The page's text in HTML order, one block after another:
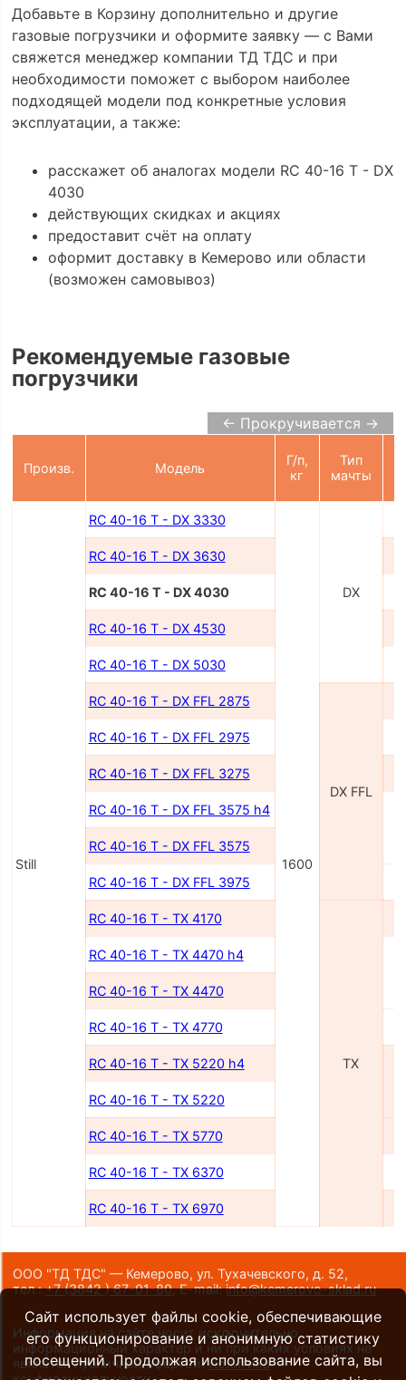
Добавьте в Корзину дополнительно и другие
газовые погрузчики и оформите заявку — с Вами
свяжется менеджер компании ТД ТДС и при
необходимости поможет с выбором наиболее
подходящей модели под конкретные условия
эксплуатации, а также:
расскажет об аналогах модели RC 40-16 T - DX
4030
действующих скидках и акциях
предоставит счёт на оплату
оформит доставку в Кемерово или области
(возможен самовывоз)
Рекомендуемые газовые
погрузчики
← Прокручивается →
Произв. Модель
Г/п,
кг
Тип
мачты
Still
RC 40-16 T - DX 3330
1600
DX
RC 40-16 T - DX 3630
RC 40-16 T - DX 4030
RC 40-16 T - DX 4530
RC 40-16 T - DX 5030
RC 40-16 T - DX FFL 2875
DX FFL
RC 40-16 T - DX FFL 2975
RC 40-16 T - DX FFL 3275
RC 40-16 T - DX FFL 3575 h4
RC 40-16 T - DX FFL 3575
RC 40-16 T - DX FFL 3975
RC 40-16 T - TX 4170
TX
RC 40-16 T - TX 4470 h4
RC 40-16 T - TX 4470
RC 40-16 T - TX 4770
RC 40-16 T - TX 5220 h4
RC 40-16 T - TX 5220
RC 40-16 T - TX 5770
RC 40-16 T - TX 6370
RC 40-16 T - TX 6970
ООО "ТД ТДС" — Кемерово, ул. Тухачевского, д. 52,
тел.:+7 (3842 ) 67-01-80,E-mail:info@kemerovo-sklad.ru
Информация на сайте носит исключительно
информационный характер и ни при каких условиях не
является публичной офертой.Политика
Сайт использует файлы cookie, обеспечивающие
его функционирование и анонимную статистику
посещений. Продолжая использование сайта, вы